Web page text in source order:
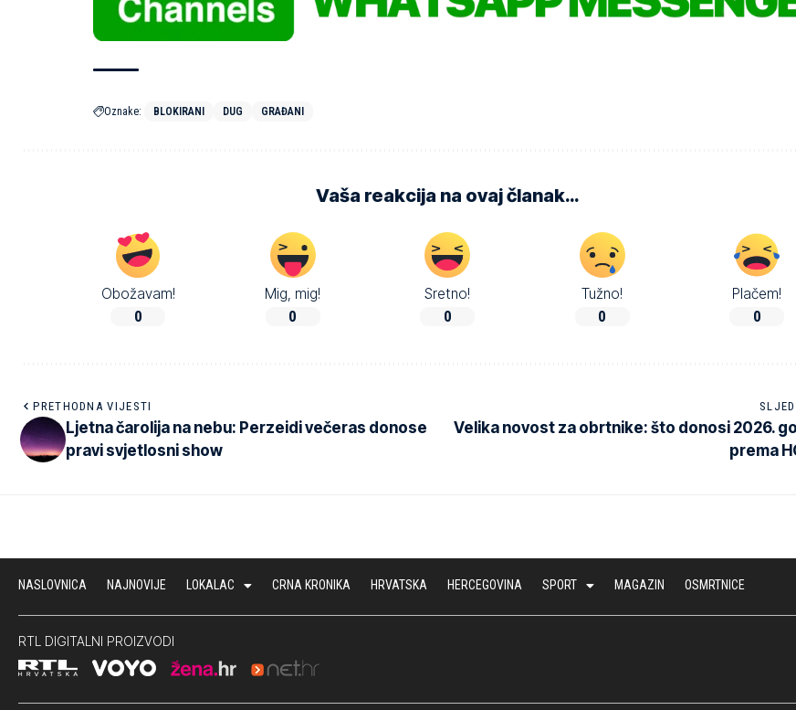
Oznake: BLOKIRANI DUG GRAĐANI
Vaša reakcija na ovaj članak…
Obožavam!
0
Mig, mig!
0
Sretno!
0
Tužno!
0
Plačem!
0
PRETHODNA VIJESTI
Ljetna čarolija na nebu: Perzeidi večeras donose
pravi svjetlosni show
Velika novost za obrtnike: što donosi 2026.
prema
NASLOVNICA NAJNOVIJE LOKALAC CRNA KRONIKA HRVATSKA HERCEGOVINA SPORT MAGAZIN OSMRTNICE
RTL DIGITALNI PROIZVODI